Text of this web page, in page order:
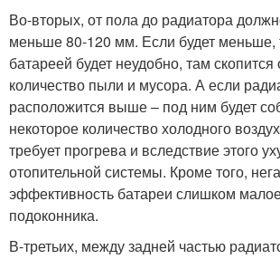
Во-вторых, от пола до радиатора
меньше 80-120 мм. Если будет меньше,
батареей будет неудобно, там
количество пыли и мусора. А если
расположится выше – под ним будет
некоторое количество холодного
требует прогрева и вследствие этого
отопительной системы. Кроме того,
эффективность батареи слишком
подоконника.
В-третьих, между задней частью